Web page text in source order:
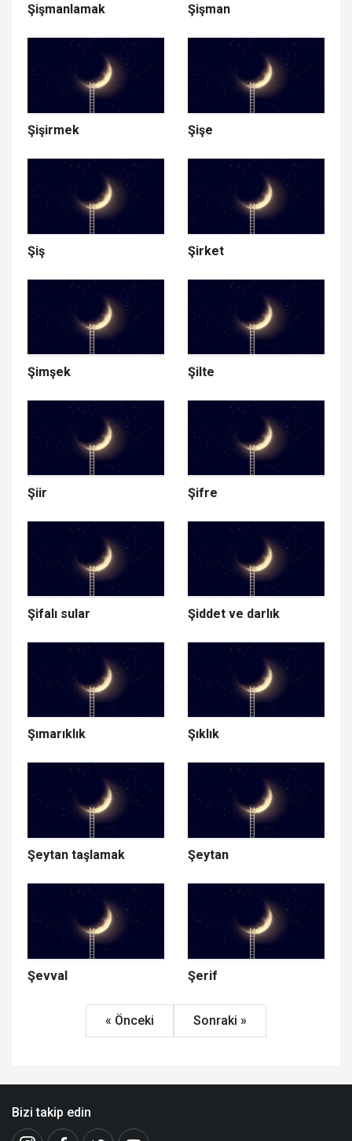
Şişmanlamak Şişman
Şişirmek Şişe
Şiş Şirket
Şimşek Şilte
Şiir Şifre
Şifalı sular Şiddet ve darlık
Şımarıklık Şıklık
Şeytan taşlamak Şeytan
Şevval Şerif
« Önceki Sonraki »
Bizi takip edin